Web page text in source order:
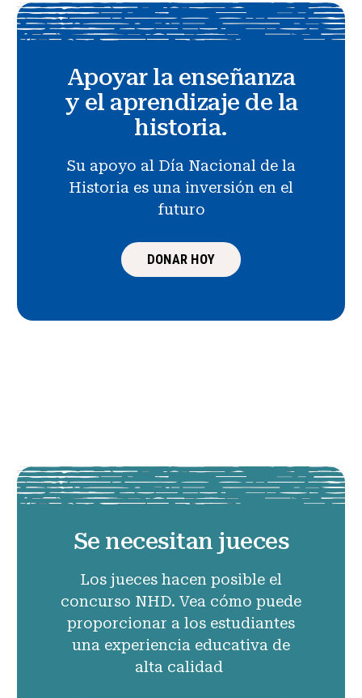
Apoyar la enseñanza
y el aprendizaje de la
historia.
Su apoyo al Día Nacional de la
Historia es una inversión en el
futuro
DONAR HOY
Se necesitan jueces
Los jueces hacen posible el
concurso NHD. Vea cómo puede
proporcionar a los estudiantes
una experiencia educativa de
alta calidad